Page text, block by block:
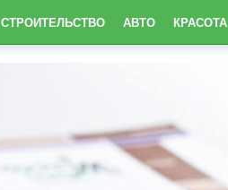
СТРОИТЕЛЬСТВО АВТО КРАСОТА